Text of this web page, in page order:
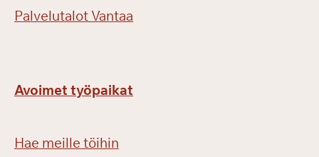
Palvelutalot Vantaa
Avoimet työpaikat
Hae meille töihin